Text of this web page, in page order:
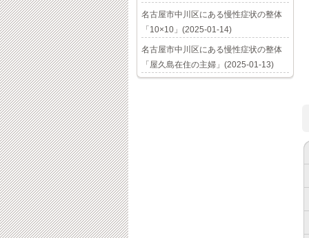
名古屋市中川区にある慢性症状の整体
「10×10」(2025-01-14)
名古屋市中川区にある慢性症状の整体
「屋久島在住の主婦」(2025-01-13)